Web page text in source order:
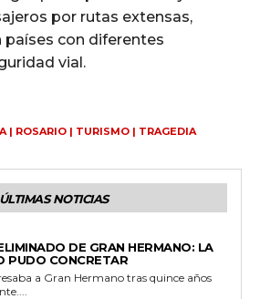
por rutas extensas,
con diferentes
vial.
| ROSARIO | TURISMO | TRAGEDIA
ÚLTIMAS NOTICIAS
DE GRAN HERMANO: LA
PUDO CONCRETAR
a Gran Hermano tras quince años